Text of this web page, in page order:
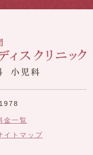
金一覧
イトマップ